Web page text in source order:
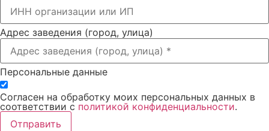
Адрес заведения (город, улица)
Персональные данные
Согласен на обработку моих персональных данных в
соответствии с политикой конфиденциальности.
Отправить